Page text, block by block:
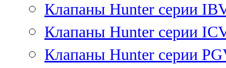
Клапаны Hunter серии
Клапаны Hunter серии
Клапаны Hunter серии